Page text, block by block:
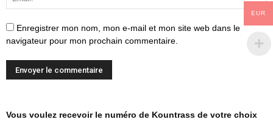
Enregistrer mon nom, mon e-mail et mon site web dans le
navigateur pour mon prochain commentaire.
Vous voulez recevoir le numéro de Kountrass de votre choix
EUR